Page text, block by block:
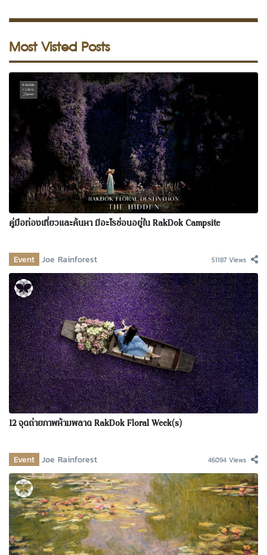
Most Visted Posts
คู่มือท่องเที่ยวและค้นหา มีอะไรซ่อนอยู่ใน RakDok Campsite
Event Joe Rainforest 51187 Views
12 จุดถ่ายภาพห้ามพลาด RakDok Floral Week(s)
Event Joe Rainforest 46094 Views